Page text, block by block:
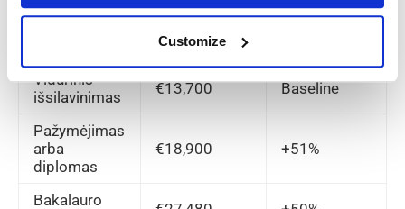
Customize
Išsilavinimo
Vidutinis
atlyginimas
Atlyginimo
Vidurinis
išsilavinimas
€13,700 Baseline
Pažymėjimas
arba
diplomas
€18,900 +51%
Bakalauro